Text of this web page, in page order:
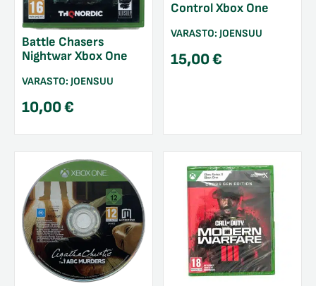
Battle Chasers
Nightwar Xbox One
VARASTO: JOENSUU
10,00€
Control Xbox One
VARASTO: JOENSUU
15,00€